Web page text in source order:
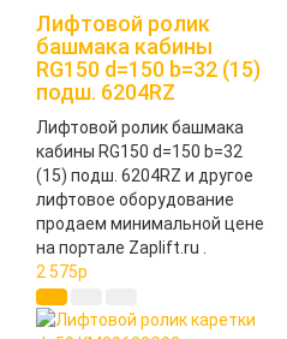
Лифтовой ролик
башмака кабины
RG150 d=150 b=32 (15)
подш. 6204RZ
Лифтовой ролик башмака
кабины RG150 d=150 b=32
(15) подш. 6204RZ и другое
лифтовое оборудование
продаем минимальной цене
на портале Zaplift.ru .
2 575p